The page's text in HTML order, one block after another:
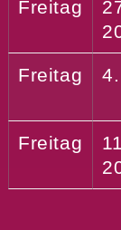
Freitag
Freitag
Freitag